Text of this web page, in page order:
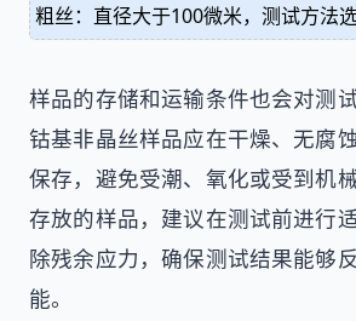
粗丝：直径大于100微米，测试方法
样品的存储和运输条件也会对测
钴基非晶丝样品应在干燥、无腐
保存，避免受潮、氧化或受到机
存放的样品，建议在测试前进行
除残余应力，确保测试结果能够
能。